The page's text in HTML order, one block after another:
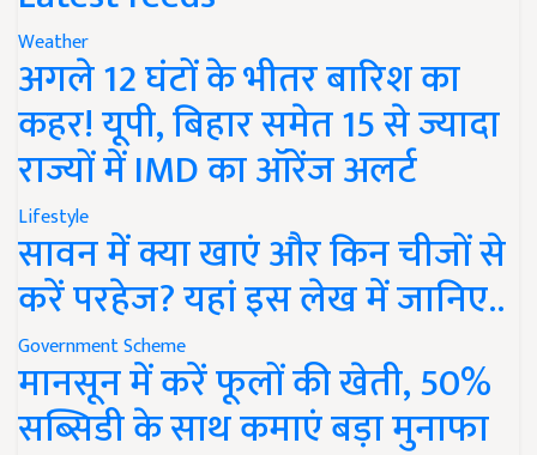
Weather
अगले 12 घंटों के भीतर बारिश का
कहर! यूपी, बिहार समेत 15 से ज्यादा
राज्यों में IMD का ऑरेंज अलर्ट
Lifestyle
सावन में क्या खाएं और किन चीजों से
करें परहेज? यहां इस लेख में जानिए..
Government Scheme
मानसून में करें फूलों की खेती, 50%
सब्सिडी के साथ कमाएं बड़ा मुनाफा